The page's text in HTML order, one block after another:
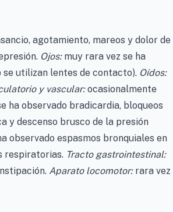
agotamiento, mareos y dolor de
Ojos:muy rara vez se ha
se utilizan lentes de contacto). Oídos:
y vascular:ocasionalmente
ha observado bradicardia, bloqueos
y descenso brusco de la presión
observado espasmos bronquiales en
respiratorias. Tracto gastrointestinal:
Aparato locomotor:rara vez